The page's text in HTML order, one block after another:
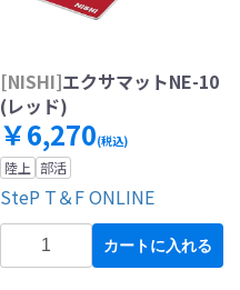
[NISHI]エクサマットNE-10
(レッド)
￥6,270(税込)
陸上 部活
SteP T＆F ONLINE
カートに入れる